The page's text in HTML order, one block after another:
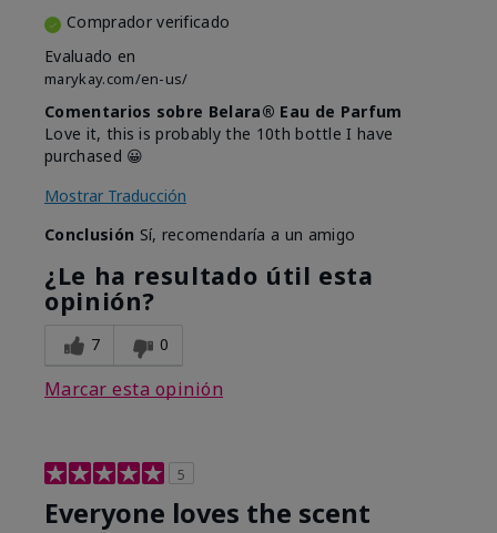
Comprador verificado
Evaluado en
marykay.com/en-us/
Comentarios sobre Belara® Eau de Parfum
Love it, this is probably the 10th bottle I have
purchased 😀
Mostrar Traducción
Conclusión Sí, recomendaría a un amigo
¿Le ha resultado útil esta
opinión?
7 0
Marcar esta opinión
5
Everyone loves the scent